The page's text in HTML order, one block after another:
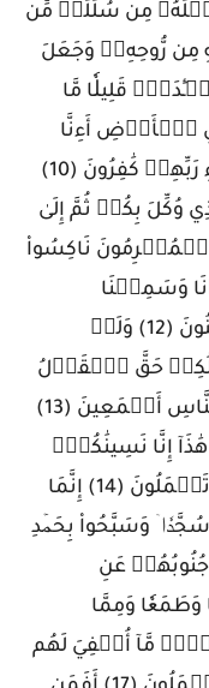
ثُمَّ جَعَلَ نَسۡلَهُۥ مِن سُلَٰلَةٖ مِّن
فِيهِ مِن رُّوحِهِۦۖ وَجَعَلَ
قَلِيلٗا مَّا
فِي ٱلۡأَرۡضِ أَءِنَّا
لَفِي خَلۡقٖ جَدِيدِۭۚ بَلۡ هُم بِلِقَآءِ رَبِّهِمۡ كَٰفِرُونَ (10)
وُكِّلَ بِكُمۡ ثُمَّ إِلَىٰ
تَرَىٰٓ إِذِ ٱلۡمُجۡرِمُونَ نَاكِسُواْ
وَسَمِعۡنَا
فَٱرۡجِعۡنَا نَعۡمَلۡ صَٰلِحًا إِنَّا مُوقِنُونَ (12) وَلَوۡ
حَقَّ ٱلۡقَوۡلُ
مِنِّي لَأَمۡلَأَنَّ جَهَنَّمَ مِنَ ٱلۡجِنَّةِ وَٱلنَّاسِ أَجۡمَعِينَ (13)
إِنَّا نَسِينَٰكُمۡۖ
وَذُوقُواْ عَذَابَ ٱلۡخُلۡدِ بِمَا كُنتُمۡ تَعۡمَلُونَ (14) إِنَّمَا
سُجَّدٗاۤ وَسَبَّحُواْ بِحَمۡدِ
(15) تَتَجَافَىٰ جُنُوبُهُمۡ عَنِ
وَمِمَّا
فَلَا تَعۡلَمُ نَفۡسٞ مَّآ أُخۡفِيَ لَهُم